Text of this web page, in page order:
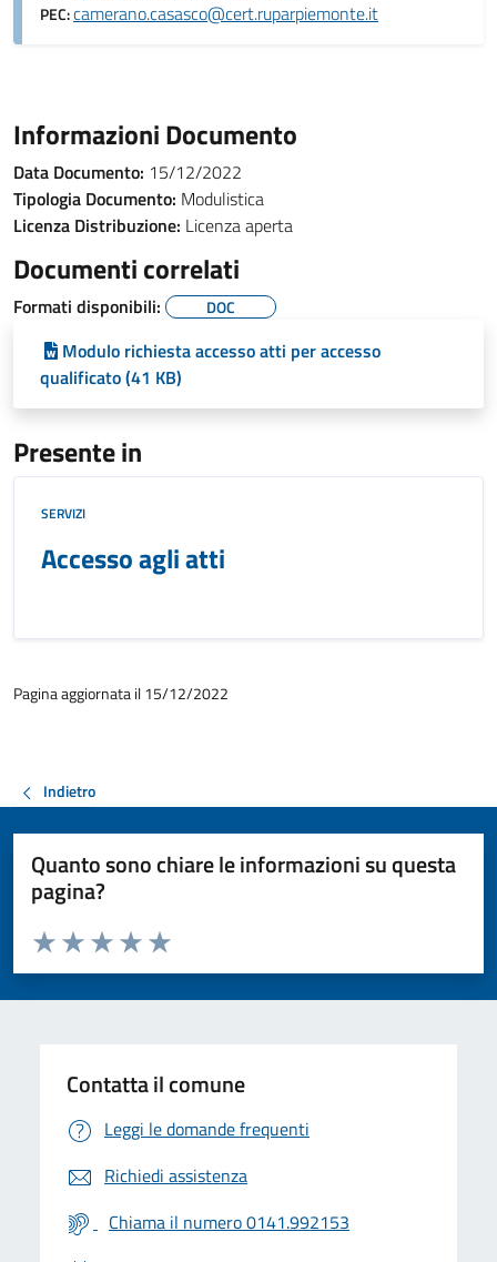
PEC:camerano.casasco@cert.ruparpiemonte.it
Informazioni Documento
Data Documento: 15/12/2022
Tipologia Documento: Modulistica
Licenza Distribuzione: Licenza aperta
Documenti correlati
Formati disponibili: DOC
Modulo richiesta accesso atti per accesso
qualificato (41 KB)
Presente in
SERVIZI
Accesso agli atti
Pagina aggiornata il 15/12/2022
Indietro
Quanto sono chiare le informazioni su questa
pagina?
Valuta da 1 a 5 stelle la pagina
Valuta 5 stelle su 5
Valuta 4 stelle su 5
Valuta 3 stelle su 5
Valuta 2 stelle su 5
Valuta 1 stelle su 5
Contatta il comune
Leggi le domande frequenti
Richiedi assistenza
Chiama il numero 0141.992153